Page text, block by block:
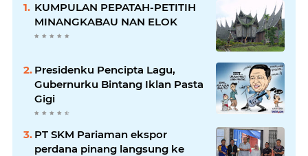
KUMPULAN PEPATAH-PETITIH
MINANGKABAU NAN ELOK
Presidenku Pencipta Lagu,
Gubernurku Bintang Iklan Pasta
Gigi
PT SKM Pariaman ekspor
perdana pinang langsung ke